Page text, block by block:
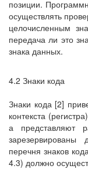
позиции.
осуществлять
целочисленным
передача ли это
знака данных.
4.2 Знаки кода
Знаки кода [2]
контекста
а представляют
перечня знаков
4.3) должно